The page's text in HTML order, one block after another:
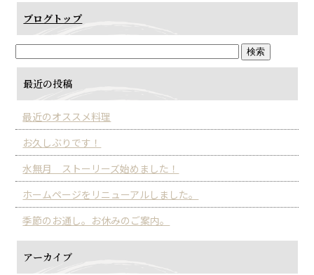
ブログトップ
最近の投稿
最近のオススメ料理
お久しぶりです！
水無月 ストーリーズ始めました！
ホームページをリニューアルしました。
季節のお通し。お休みのご案内。
アーカイブ